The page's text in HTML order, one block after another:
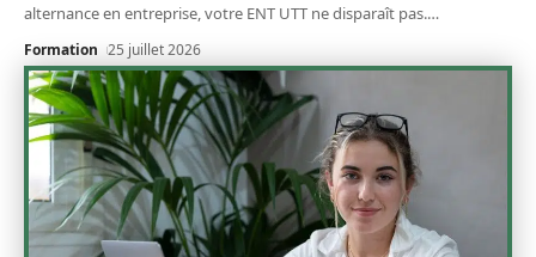
alternance en entreprise, votre ENT UTT ne disparaît pas.…
Formation 25 juillet 2026